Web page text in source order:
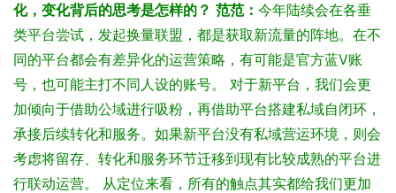
化，变化背后的思考是怎样的？ 范范： 今年陆续会在各垂
类平台尝试，发起换量联盟，都是获取新流量的阵地。在不
同的平台都会有差异化的运营策略，有可能是官方蓝V账
号，也可能主打不同人设的账号。
对于新平台，我们会更
加倾向于借助公域进行吸粉，再借助平台搭建私域自闭环，
承接后续转化和服务。如果新平台没有私域营运环境，则会
考虑将留存、转化和服务环节迁移到现有比较成熟的平台进
行联动运营。
从定位来看，所有的触点其实都给我们更加